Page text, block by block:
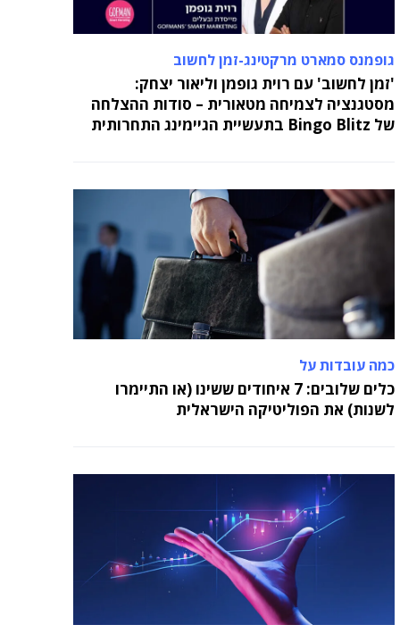
גופמנס סמארט מרקטינג-זמן לחשוב
'זמן לחשוב' עם רוית גופמן וליאור יצחק:
מסטגנציה לצמיחה מטאורית – סודות ההצלחה
של Bingo Blitz בתעשיית הגיימינג התחרותית
כמה עובדות על
כלים שלובים: 7 איחודים ששינו (או התיימרו
לשנות) את הפוליטיקה הישראלית